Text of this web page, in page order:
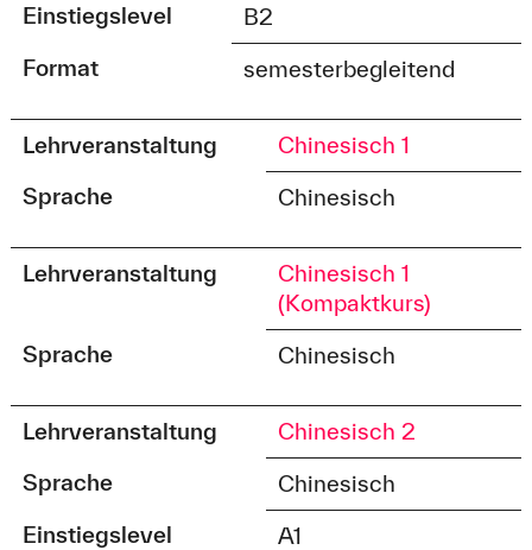
Einstiegslevel
B2
Format
semesterbegleitend
Lehrveranstaltung
Chinesisch 1
Sprache
Chinesisch
Lehrveranstaltung
Chinesisch 1
(Kompaktkurs)
Sprache
Chinesisch
Lehrveranstaltung
Chinesisch 2
Sprache
Chinesisch
Einstiegslevel
A1